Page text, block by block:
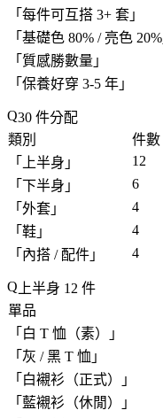
「 每件可互搭 3+ 套 」
「 基礎色 80% / 亮色 20%
「 質感勝數量 」
「 保養好穿 3-5 年 」
30 件分配
類別
件數
「
上半身 」 12
「 下半身 」 6
「 外套 」 4
「 鞋 」 4
「 內搭 / 配件 」 4
上半身 12 件
單品
「 白 T 恤（素） 」
「 灰 / 黑 T 恤 」
「 白襯衫（正式） 」
「 藍襯衫（休閒） 」